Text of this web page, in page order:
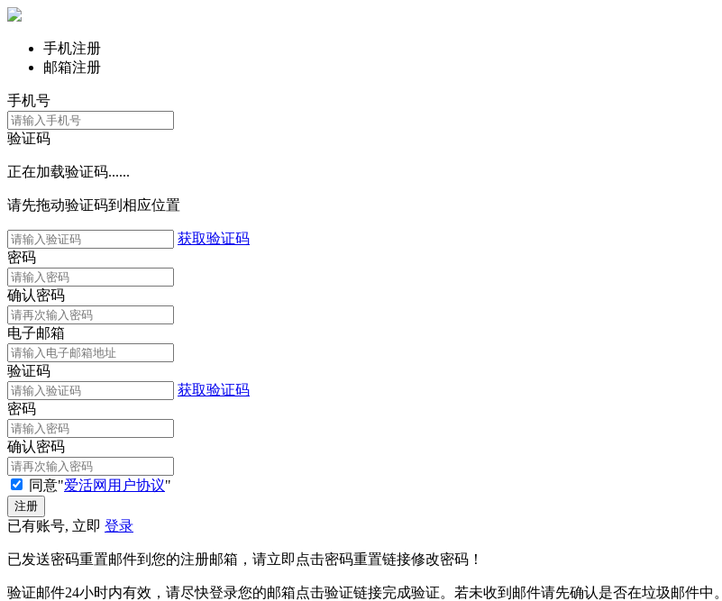
手机注册
邮箱注册
手机号
验证码
正在加载验证码......
请先拖动验证码到相应位置
获取验证码
密码
确认密码
电子邮箱
验证码
获取验证码
密码
确认密码
同意"爱活网用户协议"
已有账号, 立即 登录
已发送密码重置邮件到您的注册邮箱，请立即点击密码重置链接修改密码！
验证邮件24小时内有效，请尽快登录您的邮箱点击验证链接完成验证。若未收到邮件请先确认是否在垃圾邮件中。